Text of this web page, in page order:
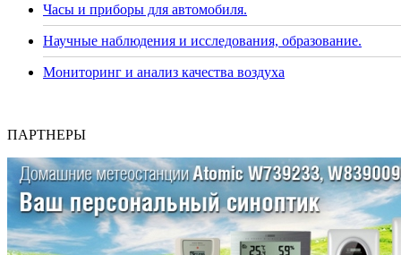
Часы и приборы для автомобиля.
Научные наблюдения и исследования, образование.
Мониторинг и анализ качества воздуха
ПАРТНЕРЫ